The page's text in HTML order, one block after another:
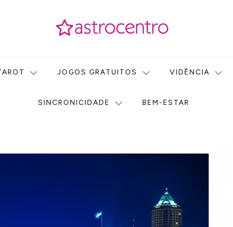
JOGOS GRATUITOS VIDÊNCIA
SINCRONICIDADE BEM-ESTAR